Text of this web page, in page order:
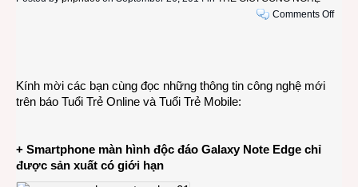
Comments Offon
Kính mời các bạn cùng đọc những thông tin công nghệ mới
trên báo Tuổi Trẻ Online và Tuổi Trẻ Mobile:
+ Smartphone màn hình độc đáo Galaxy Note Edge chỉ
được sản xuất có giới hạn